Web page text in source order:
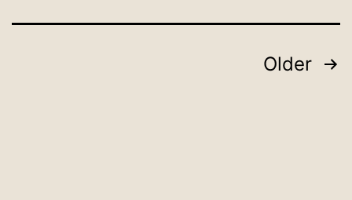
Older